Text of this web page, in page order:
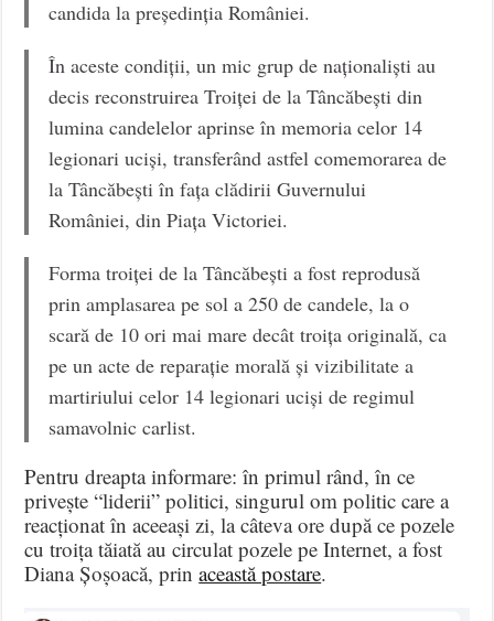
candida la președinția României.
În aceste condiții, un mic grup de naționaliști au
decis reconstruirea Troiței de la Tâncăbești din
lumina candelelor aprinse în memoria celor 14
legionari uciși, transferând astfel comemorarea de
la Tâncăbești în fața clădirii Guvernului
României, din Piața Victoriei.
Forma troiței de la Tâncăbești a fost reprodusă
prin amplasarea pe sol a 250 de candele, la o
scară de 10 ori mai mare decât troița originală, ca
pe un acte de reparație morală și vizibilitate a
martiriului celor 14 legionari uciși de regimul
samavolnic carlist.
Pentru dreapta informare: în primul rând, în ce
privește “liderii” politici, singurul om politic care a
reacționat în aceeași zi, la câteva ore după ce pozele
cu troița tăiată au circulat pozele pe Internet, a fost
Diana Șoșoacă, prinaceastă postare.